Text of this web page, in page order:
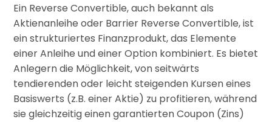
Ein Reverse Convertible, auch bekannt als
Aktienanleihe oder Barrier Reverse Convertible, ist
ein strukturiertes Finanzprodukt, das Elemente
einer Anleihe und einer Option kombiniert. Es bietet
Anlegern die Möglichkeit, von seitwärts
tendierenden oder leicht steigenden Kursen eines
Basiswerts (z.B. einer Aktie) zu profitieren, während
sie gleichzeitig einen garantierten Coupon (Zins)